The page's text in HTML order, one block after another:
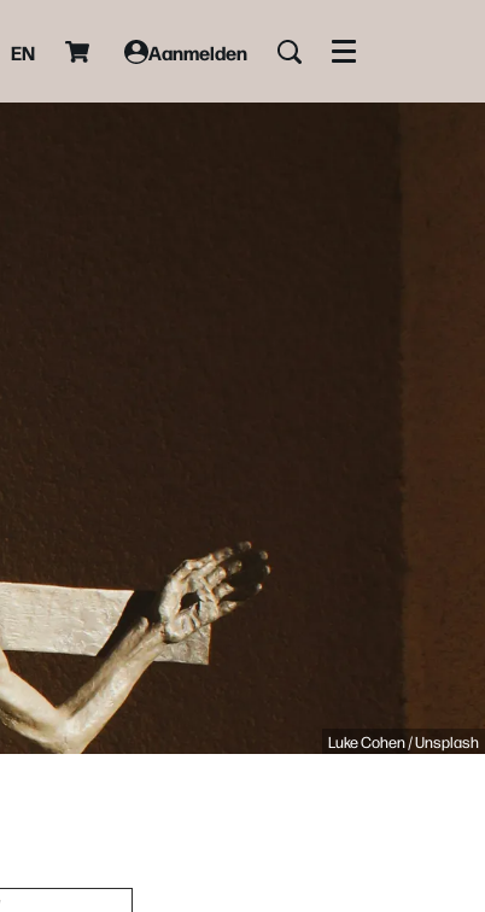
EN Aanmelden Menu
Luke Cohen / Unsplash